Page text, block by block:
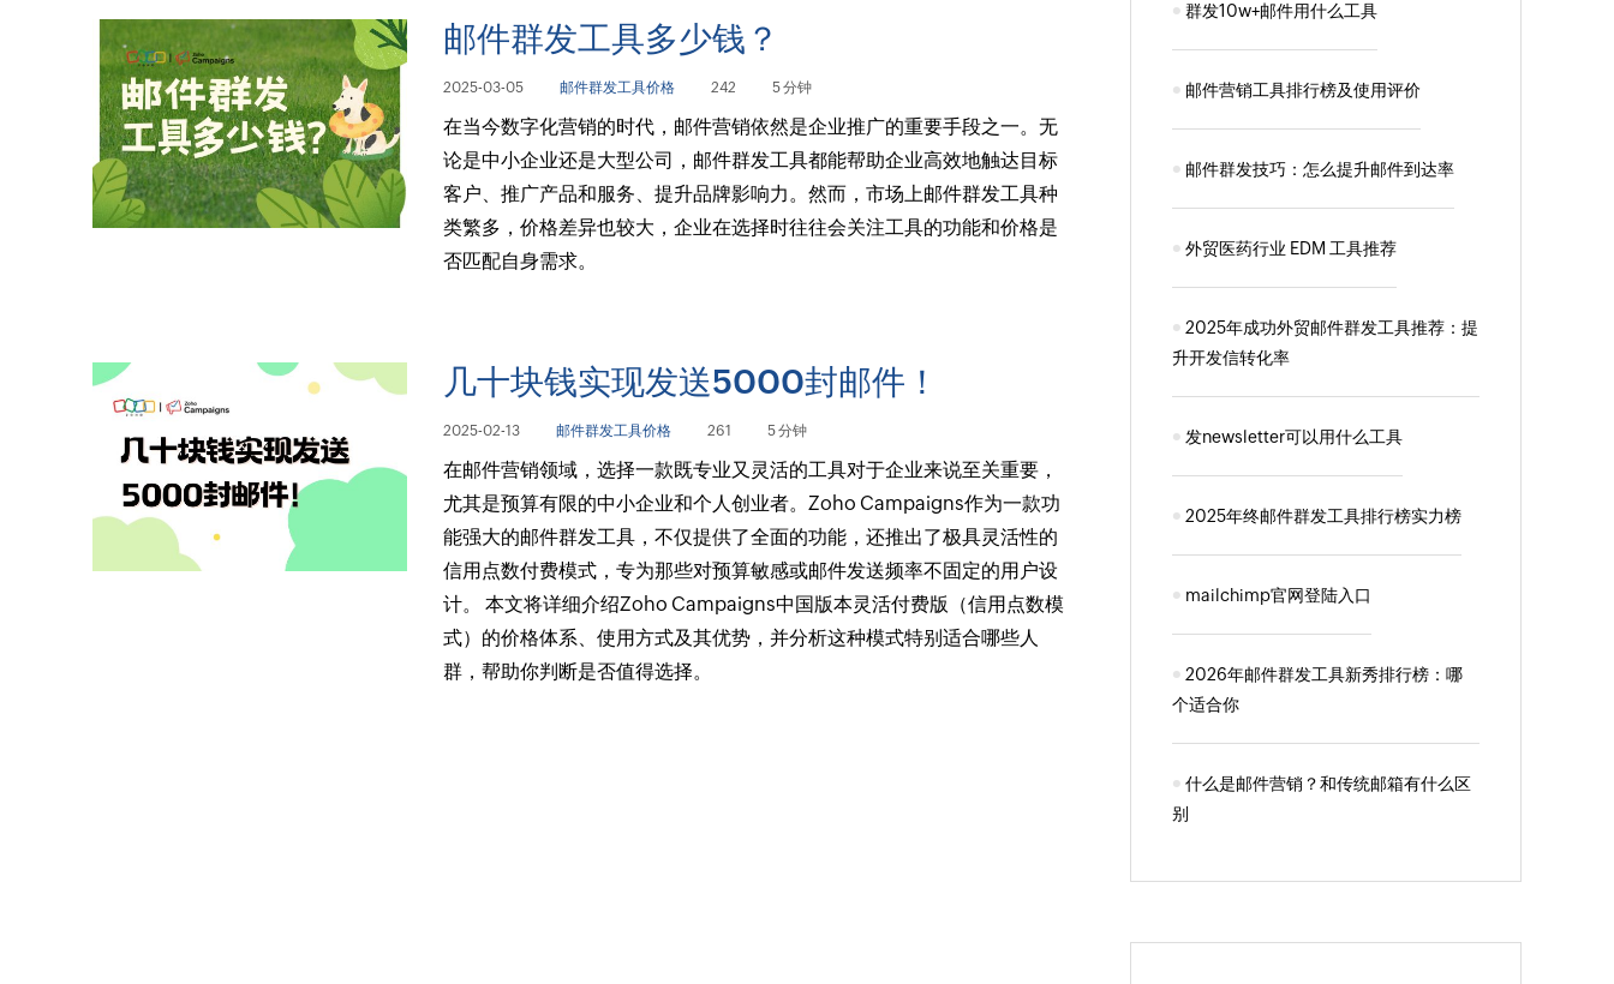
邮件群发工具多少钱？
2025-03-05 邮件群发工具价格 242 5 分钟
在当今数字化营销的时代，邮件营销依然是企业推广的重要手段之一。无
论是中小企业还是大型公司，邮件群发工具都能帮助企业高效地触达目标
客户、推广产品和服务、提升品牌影响力。然而，市场上邮件群发工具种
类繁多，价格差异也较大，企业在选择时往往会关注工具的功能和价格是
否匹配自身需求。
几十块钱实现发送5000封邮件！
2025-02-13 邮件群发工具价格 261 5 分钟
在邮件营销领域，选择一款既专业又灵活的工具对于企业来说至关重要，
尤其是预算有限的中小企业和个人创业者。Zoho Campaigns作为一款功
能强大的邮件群发工具，不仅提供了全面的功能，还推出了极具灵活性的
信用点数付费模式，专为那些对预算敏感或邮件发送频率不固定的用户设
计。 本文将详细介绍Zoho Campaigns中国版本灵活付费版（信用点数模
式）的价格体系、使用方式及其优势，并分析这种模式特别适合哪些人
群，帮助你判断是否值得选择。
群发10w+邮件用什么工具
邮件营销工具排行榜及使用评价
邮件群发技巧：怎么提升邮件到达率
外贸医药行业 EDM 工具推荐
2025年成功外贸邮件群发工具推荐：提
升开发信转化率
发newsletter可以用什么工具
2025年终邮件群发工具排行榜实力榜
mailchimp官网登陆入口
2026年邮件群发工具新秀排行榜：哪
个适合你
什么是邮件营销？和传统邮箱有什么区
别